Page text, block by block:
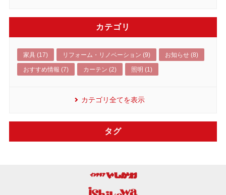
カテゴリ
家具 (17) リフォーム・リノベーション (9) お知らせ (8)
おすすめ情報 (7) カーテン (2) 照明 (1)
カテゴリ全てを表示
タグ